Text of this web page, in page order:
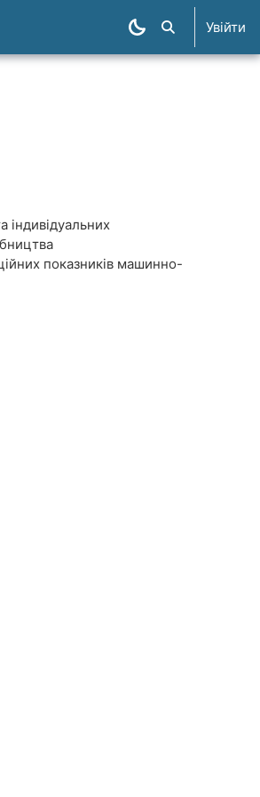
Пошук курсів
Увійти
індивідуальних
показників машинно-